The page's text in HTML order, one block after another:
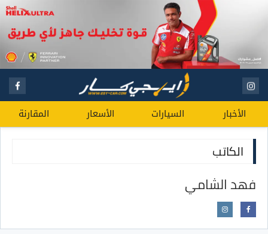
الأخبار السيارات الأسعار المقارنة
الكاتب
فهد الشامي